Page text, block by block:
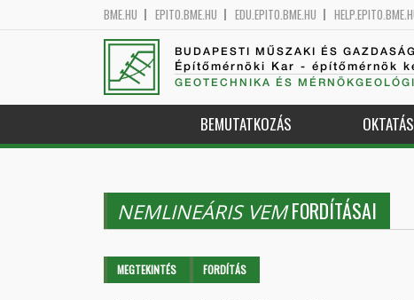
BME.HU EPITO.BME.HU EDU.EPITO.BME.HU
BUDAPESTI MŰSZAKI ÉS
Építőmérnöki Kar - építőmérnök
GEOTECHNIKA ÉS
BEMUTATKOZÁS OKTATÁS
NEMLINEÁRIS VEMFORDÍTÁSAI
Elsődleges fülek
MEGTEKINTÉS FORDÍTÁS